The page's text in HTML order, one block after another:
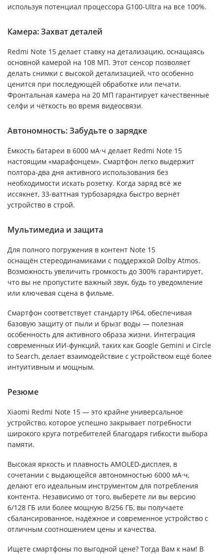
используя потенциал процессора G100-Ultra на все 100%.
Камера: Захват деталей
Redmi Note 15 делает ставку на детализацию, оснащаясь
основной камерой на 108 МП. Этот сенсор позволяет
делать снимки с высокой детализацией, что особенно
ценится при последующей обработке или печати.
Фронтальная камера на 20 МП гарантирует качественные
селфи и чёткость во время видеосвязи.
Автономность: Забудьте о зарядке
Ёмкость батареи в 6000 мА·ч делает Redmi Note 15
настоящим «марафонцем». Смартфон легко выдержит
полтора-два дня активного использования без
необходимости искать розетку. Когда заряд всё же
иссякнет, 33-ваттная турбозарядка быстро вернёт
устройство в строй.
Мультимедиа и защита
Для полного погружения в контент Note 15
оснащён стереодинамиками с поддержкой Dolby Atmos.
Возможность увеличить громкость до 300% гарантирует,
что вы не пропустите важный звук, будь то уведомление
или ключевая сцена в фильме.
Смартфон соответствует стандарту IP64, обеспечивая
базовую защиту от пыли и брызг воды — полезная
особенность для активного образа жизни. Интеграция
современных ИИ-функций, таких как Google Gemini и Circle
to Search, делает взаимодействие с устройством ещё более
интуитивным и мощным.
Резюме
Xiaomi Redmi Note 15 — это крайне универсальное
устройство, которое успешно закрывает потребности
широкого круга потребителей благодаря гибкости выбора
памяти.
Высокая яркость и плавность AMOLED-дисплея, в
сочетании с выдающейся автономностью 6000 мА·ч,
делают его идеальным инструментом для потребления
контента. Независимо от того, выберете ли вы версию
6/128 ГБ или более мощную 8/256 ГБ, вы получаете
сбалансированное, надёжное и современное устройство с
отличным соотношением цены и качества.
Ищете смартфоны по выгодной цене? Тогда Вам к нам! В